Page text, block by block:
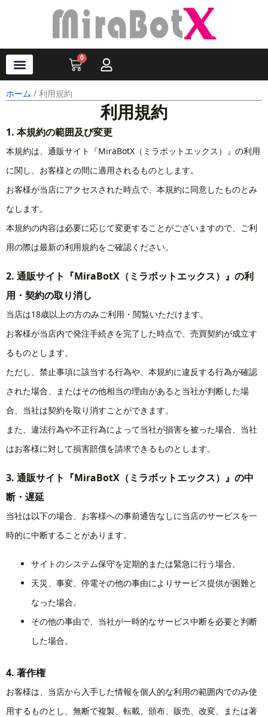
ス
ッ
プ
0
Cart
ホーム / 利用規約
利用規約
1. 本規約の範囲及び変更
本規約は、通販サイト『MiraBotX（ミラボットエックス）』の利用
に関し、お客様との間に適用されるものとします。
お客様が当店にアクセスされた時点で、本規約に同意したものとみ
なします。
本規約の内容は必要に応じて変更することがございますので、ご利
用の際は最新の利用規約をご確認ください。
2. 通販サイト『MiraBotX（ミラボットエックス）』の利
用・契約の取り消し
当店は18歳以上の方のみご利用・閲覧いただけます。
お客様が当店内で発注手続きを完了した時点で、売買契約が成立す
るものとします。
ただし、禁止事項に該当する行為や、本規約に違反する行為が確認
された場合、またはその他相当の理由があると当社が判断した場
合、当社は契約を取り消すことができます。
また、違法行為や不正行為によって当社が損害を被った場合、当社
はお客様に対して損害賠償を請求できるものとします。
3. 通販サイト『MiraBotX（ミラボットエックス） 』の中
断・遅延
当社は以下の場合、お客様への事前通告なしに当店のサービスを一
時的に中断することがあります。
サイトのシステム保守を定期的または緊急に行う場合。
天災、事変、停電その他の事由によりサービス提供が困難と
なった場合。
その他の事由で、当社が一時的なサービス中断を必要と判断
した場合。
4. 著作権
お客様は、当店から入手した情報を個人的な利用の範囲内でのみ使
用するものとし、無断で複製、転載、頒布、販売、改変、または著